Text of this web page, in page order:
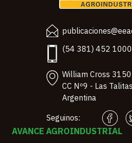
(54 381) 452 1000
William Cross
CC Nº9 - Las
Argentina
Seguinos:
AVANCE AGROINDUSTRIAL